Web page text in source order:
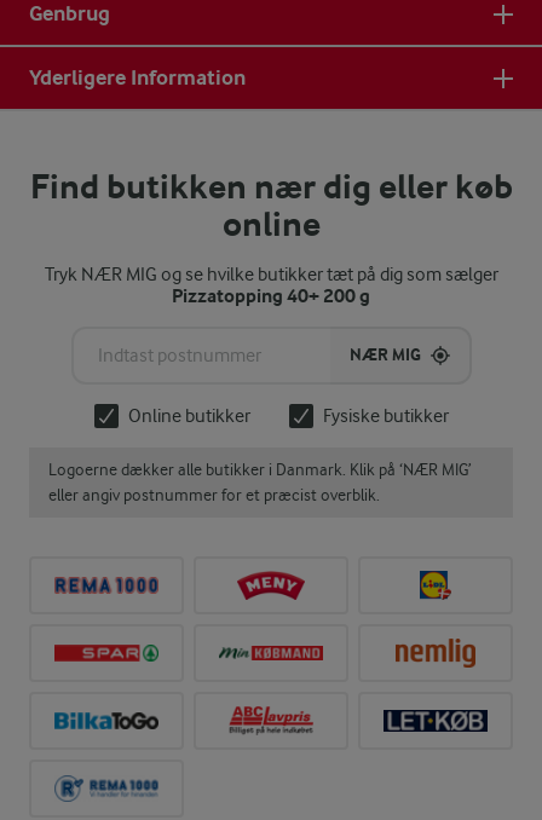
Genbrug
Yderligere Information
Find butikken nær dig eller køb
online
Tryk NÆR MIG og se hvilke butikker tæt på dig som sælger
Pizzatopping 40+ 200 g
NÆR MIG
Online butikker Fysiske butikker
Logoerne dækker alle butikker i Danmark. Klik på ‘NÆR MIG’
eller angiv postnummer for et præcist overblik.